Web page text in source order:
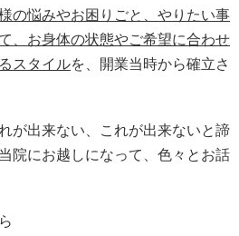
の悩みやお困りごと、やりたい事
、お身体の状態やご希望に合わせ
スタイルを、開業当時から確立さ
が出来ない、これが出来ないと諦
院にお越しになって、色々とお話